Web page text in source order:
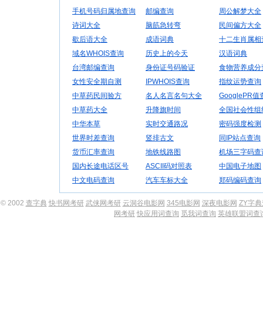
手机号码归属地查询 邮编查询
周公解梦大全
诗词大全
脑筋急转弯
民间偏方大全
歇后语大全
成语词典
十二生肖属相
域名WHOIS查询
历史上的今天
汉语词典
台湾邮编查询
身份证号码验证
食物营养成分
女性安全期自测
IPWHOIS查询
指纹运势查询
中草药民间验方
名人名言名句大全
GooglePR值
中草药大全
升降旗时间
全国社会性组
中华本草
实时交通路况
密码强度检测
世界时差查询
竖排古文
同IP站点查询
货币汇率查询
地铁线路图
机场三字码查
国内长途电话区号
ASCII码对照表
中国电子地图
中文电码查询
汽车车标大全 郑码编码查询
© 2002 查字典 快书网考研 武侠网考研 云洞谷电影网 345电影网 深夜电影网 ZY字
网考研 快应用词查询 觅我词查询 英雄联盟词查